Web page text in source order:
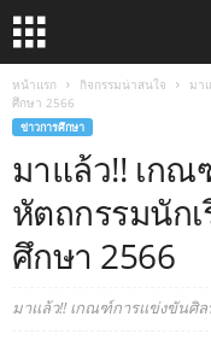
หน้าแรก กิจกรรมน่าสนใจ
มา
ศึกษา 2566
ข่าวการศึกษา
มาแล้ว!! เก
หัตถกรรมนัก
ศึกษา 2566
มาแล้ว!! เกณฑ์การแข่งขันศิล